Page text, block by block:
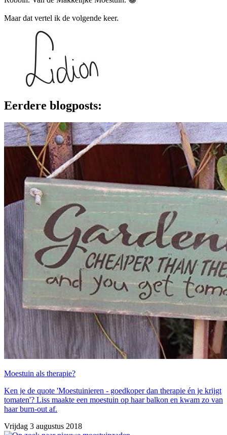
Maar dat vertel ik de volgende keer.
Eerdere blogposts:
Moestuin als therapie?
Ken je de quote 'Moestuinieren - goedkoper dan therapie én je krijgt
tomaten'? Liss maakte een moestuin op haar balkon en kwam zo van
haar burn-out af.
Vrijdag 3 augustus 2018